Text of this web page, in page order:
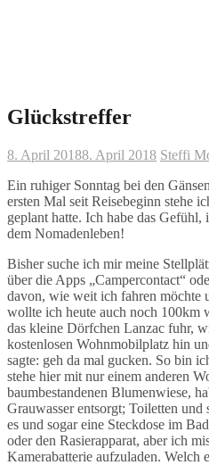
Glückstreffer
8. April 20188. April 2018 Steffi
Ein ruhiger Sonntag bei den
ersten Mal seit Reisebeginn stehe
geplant hatte. Ich habe das
dem Nomadenleben!
Bisher suche ich mir meine
über die Apps „Campercontact“
davon, wie weit ich fahren möchte
wollte ich heute auch noch 100km
das kleine Dörfchen Lanzac fuhr,
kostenlosen Wohnmobilplatz hin
sagte: geh da mal gucken. So bin
stehe hier mit nur einem anderen
baumbestandenen Blumenwiese,
Grauwasser entsorgt; Toiletten
es und sogar eine Steckdose im
oder den Rasierapparat, aber ich
Kamerabatterie aufzuladen. Welch